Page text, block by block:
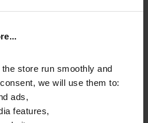
store run smoothly and
we will use them to:
ads,
features,